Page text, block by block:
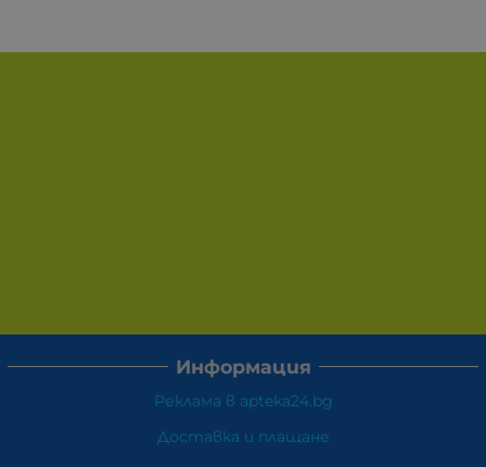
Информация
Реклама в apteka24.bg
Доставка и плащане